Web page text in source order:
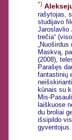
*)
rašytojas,
studijavo
Jaroslavlio
trečia“
Maskvą,
(2008),
Parašęs
fantastinių
kūnais su
Mis-
laiškuose
du broliai
išsipildo
gyventojus.